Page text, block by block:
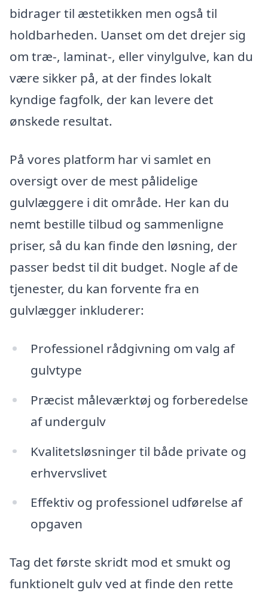
bidrager til æstetikken men også til
holdbarheden. Uanset om det drejer sig
om træ-, laminat-, eller vinylgulve, kan du
være sikker på, at der findes lokalt
kyndige fagfolk, der kan levere det
ønskede resultat.
På vores platform har vi samlet en
oversigt over de mest pålidelige
gulvlæggere i dit område. Her kan du
nemt bestille tilbud og sammenligne
priser, så du kan finde den løsning, der
passer bedst til dit budget. Nogle af de
tjenester, du kan forvente fra en
gulvlægger inkluderer:
Professionel rådgivning om valg af
gulvtype
Præcist måleværktøj og forberedelse
af undergulv
Kvalitetsløsninger til både private og
erhvervslivet
Effektiv og professionel udførelse af
opgaven
Tag det første skridt mod et smukt og
funktionelt gulv ved at finde den rette